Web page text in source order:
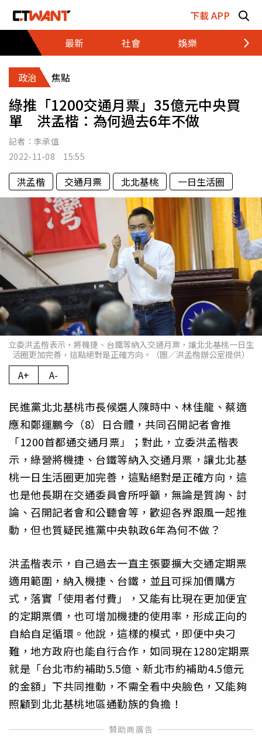
下載 APP
最新
社會 娛樂 財經
政治 焦點
綠推「1200交通月票」35億元中央買
單 洪孟楷：為何過去6年不做
記者： 李承值
2022-11-08 15:55
洪孟楷 交通月票 北北基桃 一日生活圈
立委洪孟楷表示，將機捷、台鐵等納入交通月票，讓北北基桃一日生
活圈更加完善，這點絕對是正確方向。（圖／洪孟楷辦公室提供）
A+ A-
民進黨北北基桃市長候選人陳時中、林佳龍、蔡適
應和鄭運鵬今（8）日合體，共同召開記者會推
「1200首都通交通月票」；對此，立委洪孟楷表
示，綠營將機捷、台鐵等納入交通月票，讓北北基
桃一日生活圈更加完善，這點絕對是正確方向，這
也是他長期在交通委員會所呼籲，無論是質詢、討
論、召開記者會和公聽會等，歡迎各界跟風一起推
動，但也質疑民進黨中央執政6年為何不做？
洪孟楷表示，自己過去一直主張要擴大交通定期票
適用範圍，納入機捷、台鐵，並且可採加價購方
式，落實「使用者付費」，又能有比現在更加便宜
的定期票價，也可增加機捷的使用率，形成正向的
自給自足循環。他說，這樣的模式，即便中央刁
難，地方政府也能自行合作，如同現在1280定期票
就是「台北市約補助5.5億、新北市約補助4.5億元
的金額」下共同推動，不需全看中央臉色，又能夠
照顧到北北基桃地區通勤族的負擔！